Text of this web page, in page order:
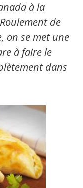
à la
de
on se met une
à faire le
dans